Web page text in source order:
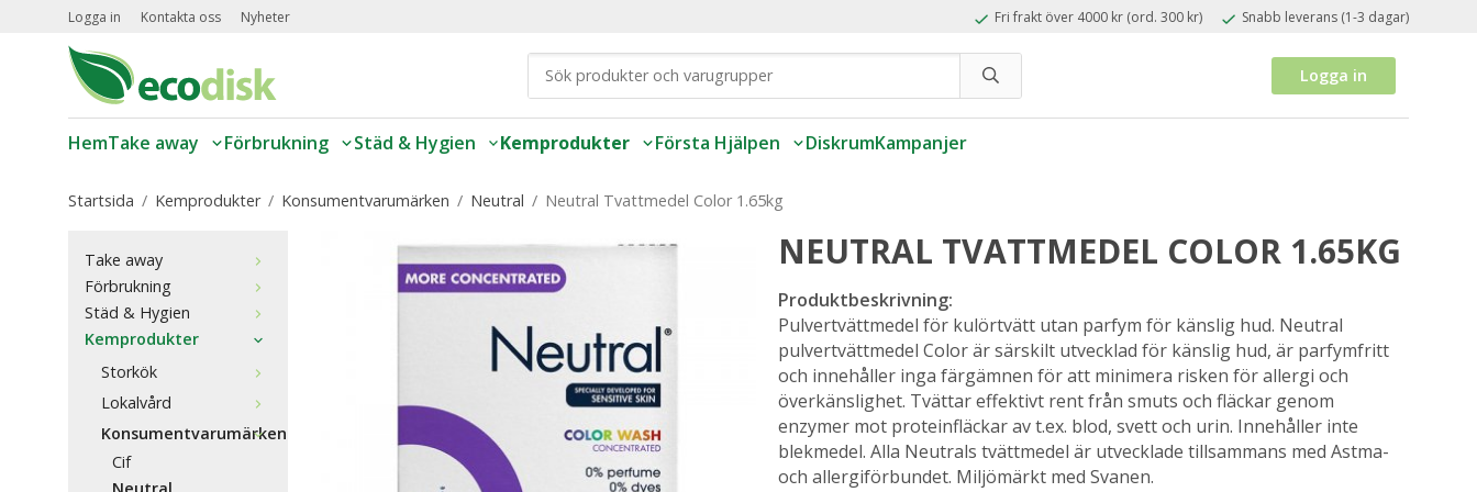
Logga in Kontakta oss Nyheter Fri frakt över 4000 kr (ord. 300 kr) Snabb leverans (1-3 dagar)
Logga in
HemTake away Förbrukning Städ & Hygien Kemprodukter Första Hjälpen DiskrumKampanjer
Startsida / Kemprodukter / Konsumentvarumärken / Neutral / Neutral Tvattmedel Color 1.65kg
Take away
Förbrukning
Städ & Hygien
Kemprodukter
Storkök
Lokalvård
Konsumentvarumärken
Cif
NEUTRAL TVATTMEDEL COLOR 1.65KG
Produktbeskrivning:
Pulvertvättmedel för kulörtvätt utan parfym för känslig hud. Neutral
pulvertvättmedel Color är särskilt utvecklad för känslig hud, är parfymfritt
och innehåller inga färgämnen för att minimera risken för allergi och
överkänslighet. Tvättar effektivt rent från smuts och fläckar genom
enzymer mot proteinfläckar av t.ex. blod, svett och urin. Innehåller inte
blekmedel. Alla Neutrals tvättmedel är utvecklade tillsammans med Astma-
och allergiförbundet. Miljömärkt med Svanen.